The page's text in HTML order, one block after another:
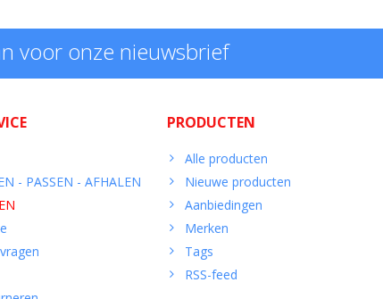
voor onze nieuwsbrief
- PASSEN - AFHALEN
PRODUCTEN
Alle producten
Nieuwe producten
Aanbiedingen
Merken
Tags
RSS-feed